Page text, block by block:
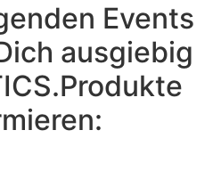
Events
ausgiebig